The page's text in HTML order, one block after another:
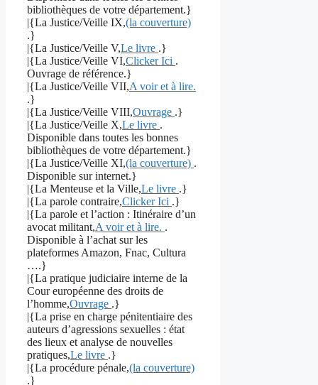
bibliothèques de votre département.}
|{La Justice/Veille IX,(la couverture)
.}
|{La Justice/Veille V,Le livre .}
|{La Justice/Veille VI,Clicker Ici .
Ouvrage de référence.}
|{La Justice/Veille VII,A voir et à lire.
.}
|{La Justice/Veille VIII,Ouvrage .}
|{La Justice/Veille X,Le livre .
Disponible dans toutes les bonnes
bibliothèques de votre département.}
|{La Justice/Veille XI,(la couverture) .
Disponible sur internet.}
|{La Menteuse et la Ville,Le livre .}
|{La parole contraire,Clicker Ici .}
|{La parole et l’action : Itinéraire d’un
avocat militant,A voir et à lire. .
Disponible à l’achat sur les
plateformes Amazon, Fnac, Cultura
….}
|{La pratique judiciaire interne de la
Cour européenne des droits de
l’homme,Ouvrage .}
|{La prise en charge pénitentiaire des
auteurs d’agressions sexuelles : état
des lieux et analyse de nouvelles
pratiques,Le livre .}
|{La procédure pénale,(la couverture)
.}